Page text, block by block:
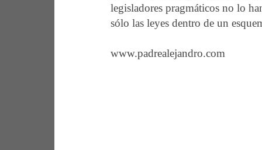
legisladores pragmáticos no lo
sólo las leyes dentro de un
www.padrealejandro.com